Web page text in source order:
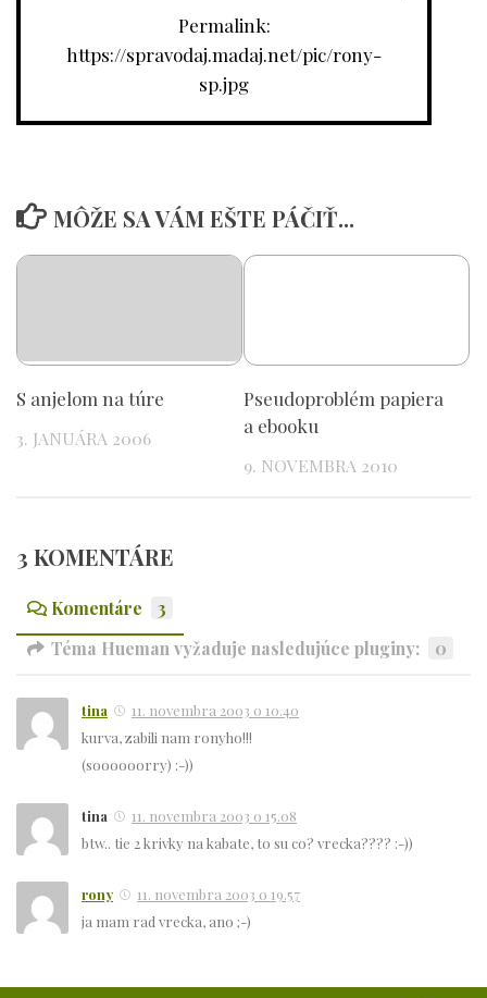
Permalink:
https://spravodaj.madaj.net/pic/rony-
sp.jpg
MÔŽE SA VÁM EŠTE PÁČIŤ...
S anjelom na túre
3. JANUÁRA 2006
Pseudoproblém papiera
a ebooku
9. NOVEMBRA 2010
3 KOMENTÁRE
Komentáre
3
Téma Hueman vyžaduje nasledujúce pluginy:
0
tina
11. novembra 2003 o 10.40
kurva, zabili nam ronyho!!!
(soooooorry) :-))
tina
11. novembra 2003 o 15.08
btw.. tie 2 krivky na kabate, to su co? vrecka???? :-))
rony
11. novembra 2003 o 19.57
ja mam rad vrecka, ano ;-)